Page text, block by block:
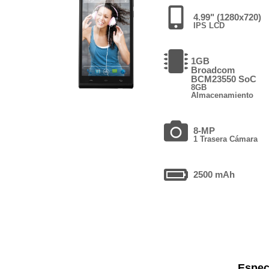
4.99" (1280x720)
IPS LCD
1GB
Broadcom
BCM23550 SoC
8GB
Almacenamiento
8-MP
1 Trasera Cámara
2500 mAh